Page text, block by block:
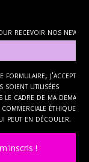
recevoir nos news
formulaire, j'accepte
soient utilisées
le cadre de ma
éthique et
peut en découler.
!